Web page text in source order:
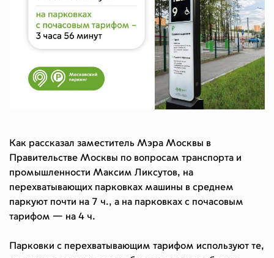
Как рассказал заместитель Мэра Москвы в
Правительстве Москвы по вопросам транспорта и
промышленности Максим Ликсутов, на
перехватывающих парковках машины в среднем
паркуют почти на 7 ч., а на парковках с почасовым
тарифом — на 4 ч.
Парковки с перехватывающим тарифом используют те,